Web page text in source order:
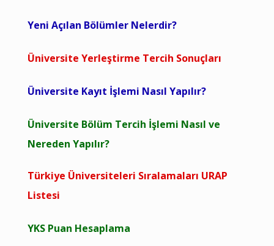
Yeni Açılan Bölümler Nelerdir?
Üniversite Yerleştirme Tercih Sonuçları
Üniversite Kayıt İşlemi Nasıl Yapılır?
Üniversite Bölüm Tercih İşlemi Nasıl ve
Nereden Yapılır?
Türkiye Üniversiteleri Sıralamaları URAP
Listesi
YKS Puan Hesaplama